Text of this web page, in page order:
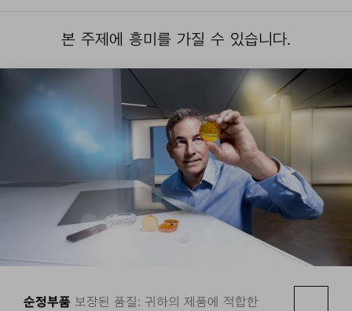
본 주제에 흥미를 가질 수 있습니다.
순정부품 보장된 품질: 귀하의 제품에 적합한